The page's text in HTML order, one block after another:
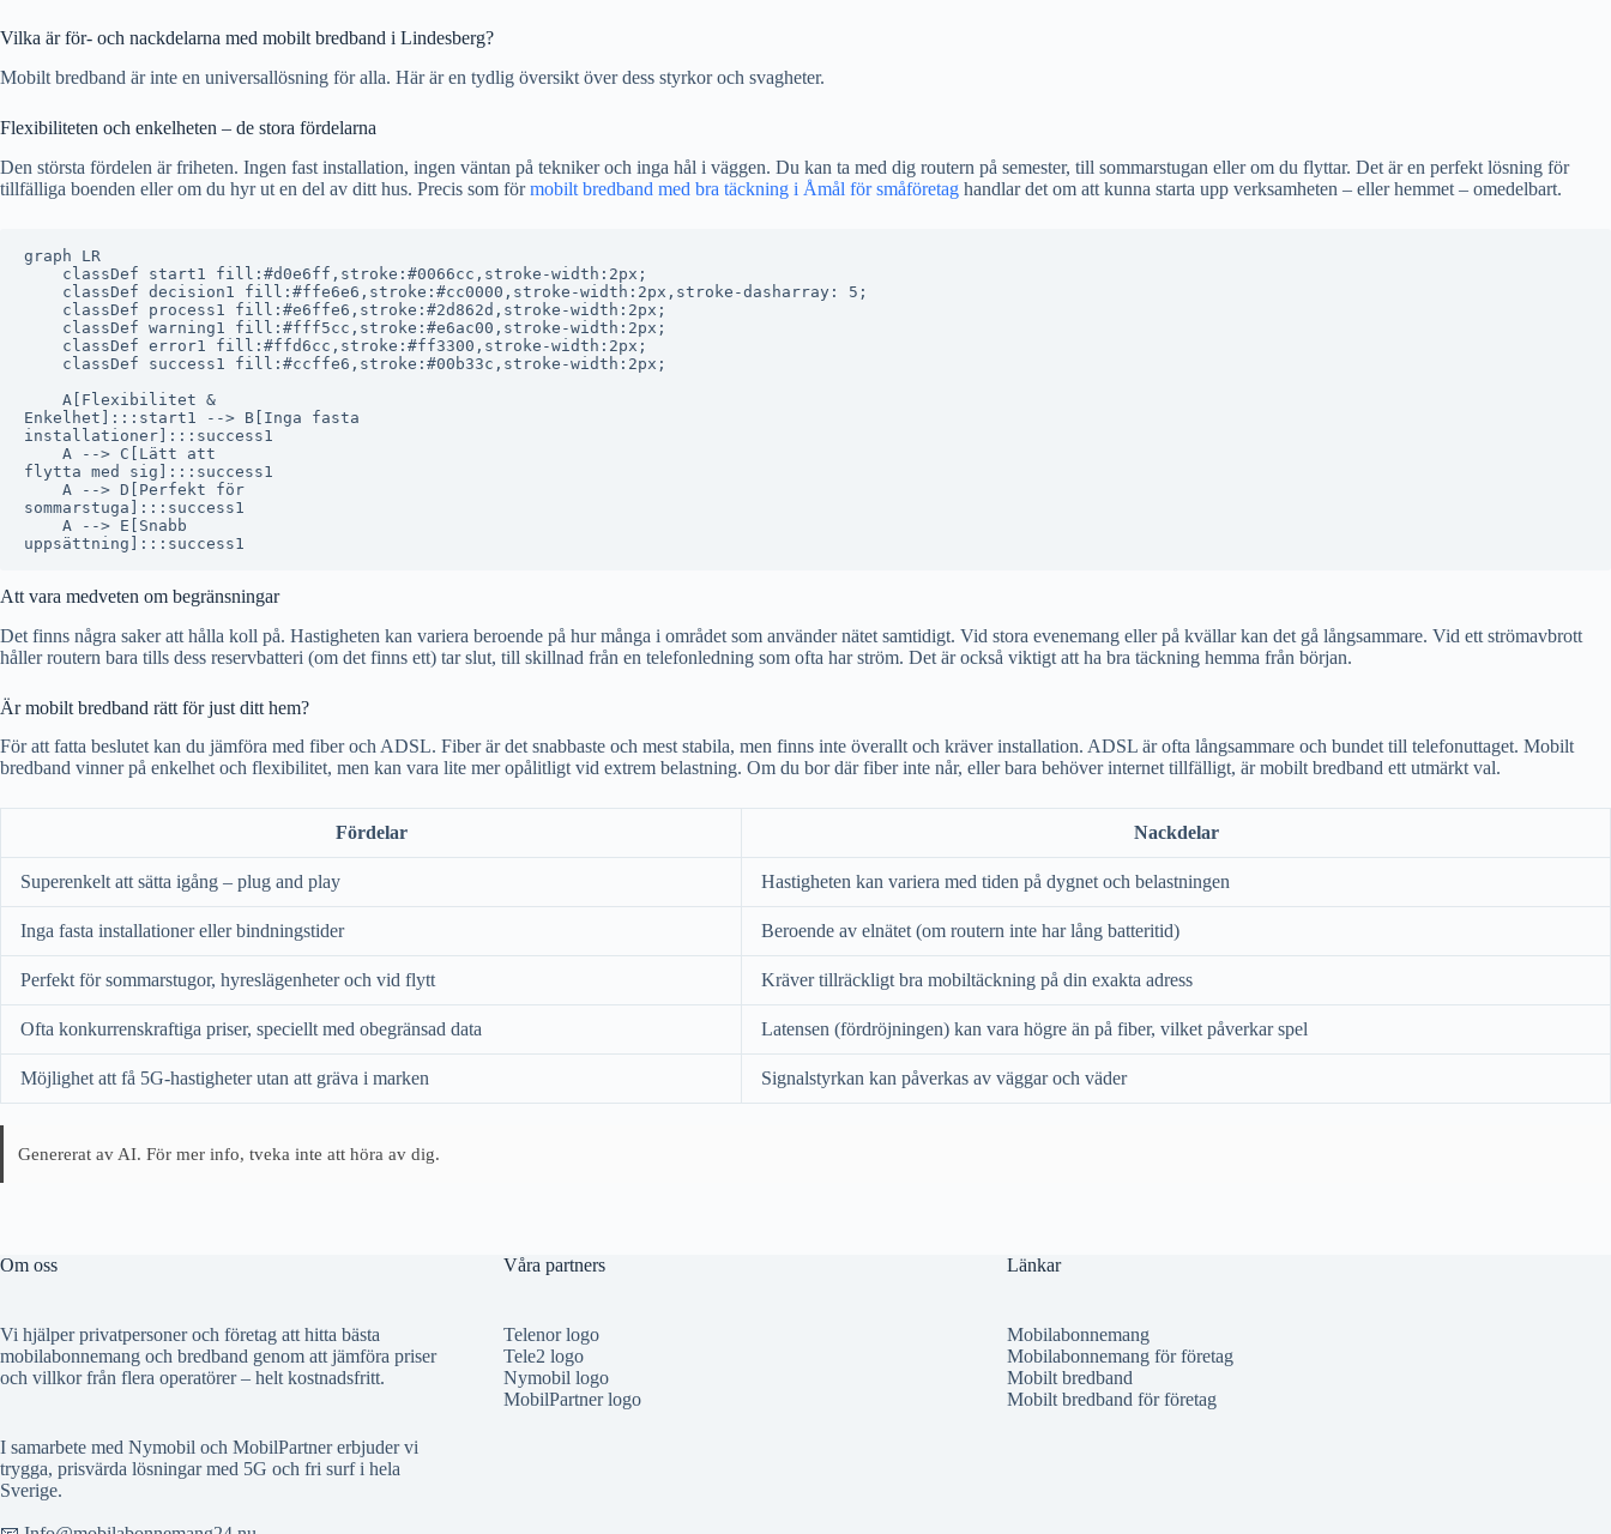
Vilka är för- och nackdelarna med mobilt bredband i Lindesberg?
Mobilt bredband är inte en universallösning för alla. Här är en tydlig översikt över dess styrkor och svagheter.
Flexibiliteten och enkelheten – de stora fördelarna
Den största fördelen är friheten. Ingen fast installation, ingen väntan på tekniker och inga hål i väggen. Du kan ta med dig routern på semester, till sommarstugan eller om du flyttar. Det är en perfekt lösning för
tillfälliga boenden eller om du hyr ut en del av ditt hus. Precis som förmobilt bredband med bra täckning i Åmål för småföretag handlar det om att kunna starta upp verksamheten – eller hemmet – omedelbart.
graph LR
    classDef start1 fill:#d0e6ff,stroke:#0066cc,stroke-width:2px;
    classDef decision1 fill:#ffe6e6,stroke:#cc0000,stroke-width:2px,stroke-dasharray: 5;
    classDef process1 fill:#e6ffe6,stroke:#2d862d,stroke-width:2px;
    classDef warning1 fill:#fff5cc,stroke:#e6ac00,stroke-width:2px;
    classDef error1 fill:#ffd6cc,stroke:#ff3300,stroke-width:2px;
    classDef success1 fill:#ccffe6,stroke:#00b33c,stroke-width:2px;
    A[Flexibilitet &
Enkelhet]:::start1 --> B[Inga fasta
installationer]:::success1
    A --> C[Lätt att
flytta med sig]:::success1
    A --> D[Perfekt för
sommarstuga]:::success1
    A --> E[Snabb
Att vara medveten om begränsningar
Det finns några saker att hålla koll på. Hastigheten kan variera beroende på hur många i området som använder nätet samtidigt. Vid stora evenemang eller på kvällar kan det gå långsammare. Vid ett strömavbrott
håller routern bara tills dess reservbatteri (om det finns ett) tar slut, till skillnad från en telefonledning som ofta har ström. Det är också viktigt att ha bra täckning hemma från början.
Är mobilt bredband rätt för just ditt hem?
För att fatta beslutet kan du jämföra med fiber och ADSL. Fiber är det snabbaste och mest stabila, men finns inte överallt och kräver installation. ADSL är ofta långsammare och bundet till telefonuttaget. Mobilt
bredband vinner på enkelhet och flexibilitet, men kan vara lite mer opålitligt vid extrem belastning. Om du bor där fiber inte når, eller bara behöver internet tillfälligt, är mobilt bredband ett utmärkt val.
Fördelar Nackdelar
Superenkelt att sätta igång – plug and play Hastigheten kan variera med tiden på dygnet och belastningen
Inga fasta installationer eller bindningstider Beroende av elnätet (om routern inte har lång batteritid)
Perfekt för sommarstugor, hyreslägenheter och vid flytt Kräver tillräckligt bra mobiltäckning på din exakta adress
Ofta konkurrenskraftiga priser, speciellt med obegränsad data Latensen (fördröjningen) kan vara högre än på fiber, vilket påverkar spel
Möjlighet att få 5G-hastigheter utan att gräva i marken Signalstyrkan kan påverkas av väggar och väder
Genererat av AI. För mer info, tveka inte att höra av dig.
Om oss
Vi hjälper privatpersoner och företag att hitta bästa
mobilabonnemang och bredband genom att jämföra priser
och villkor från flera operatörer – helt kostnadsfritt.
I samarbete med Nymobil och MobilPartner erbjuder vi
trygga, prisvärda lösningar med 5G och fri surf i hela
Sverige.
Våra partners
Telenor logo
Tele2 logo
Nymobil logo
MobilPartner logo
Länkar
Mobilabonnemang
Mobilabonnemang för företag
Mobilt bredband
Mobilt bredband för företag